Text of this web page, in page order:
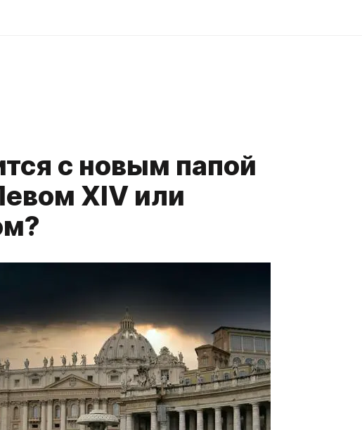
с новым папой
XIV или